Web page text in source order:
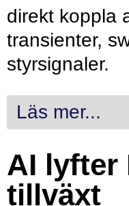
direkt koppla
transienter,
styrsignaler.
Läs mer...
AI lyfter
tillväxt